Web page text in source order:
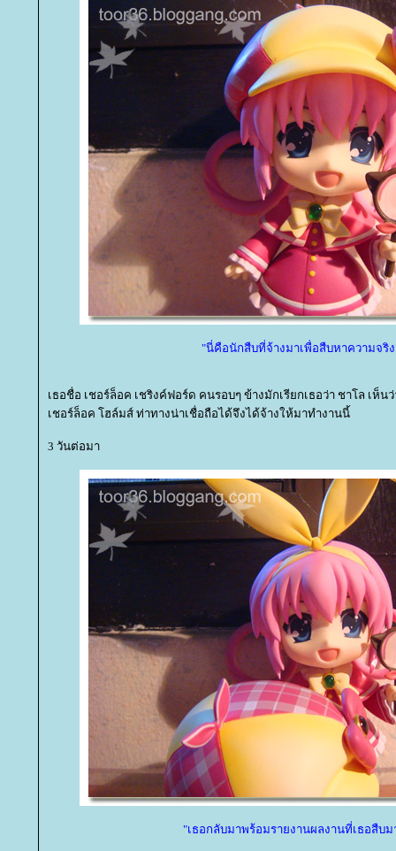
"นี่คือนักสืบที่จ้างมาเพื่อสืบหาความจริ
เธอชื่อ เชอร์ล็อค เชริงค์ฟอร์ด คนรอบๆ ข้างมักเรียกเธอว่า ชาโล เห็
เชอร์ล็อค โฮล์มส์ ท่าทางน่าเชื่อถือได้จึงได้จ้างให้มาทำงานนี้
3 วันต่อมา
"เธอกลับมาพร้อมรายงานผลงานที่เธอสืบม